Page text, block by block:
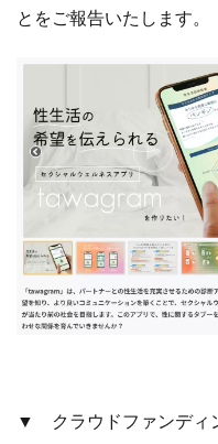
とをご報告いたします。
▼ クラウドファンディ